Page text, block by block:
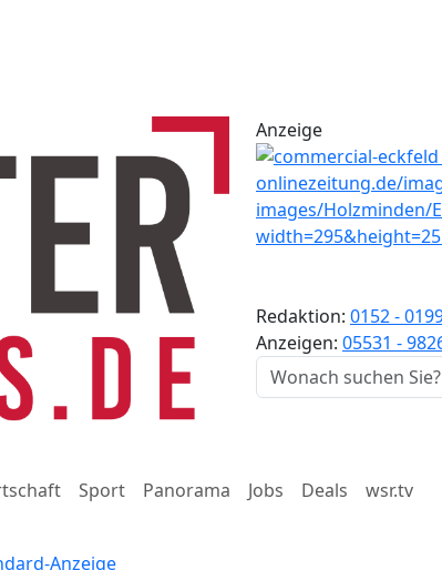
Anzeige
Redaktion: 0152 -
Anzeigen: 05531 -
Sport Panorama Jobs Deals
wsr.tv